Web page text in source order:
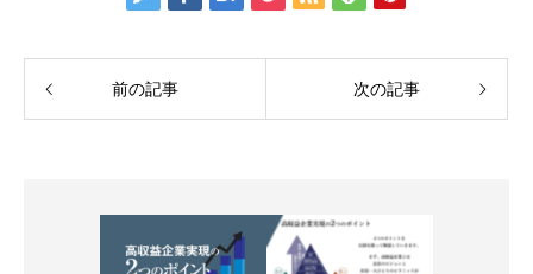
前の記事 次の記事